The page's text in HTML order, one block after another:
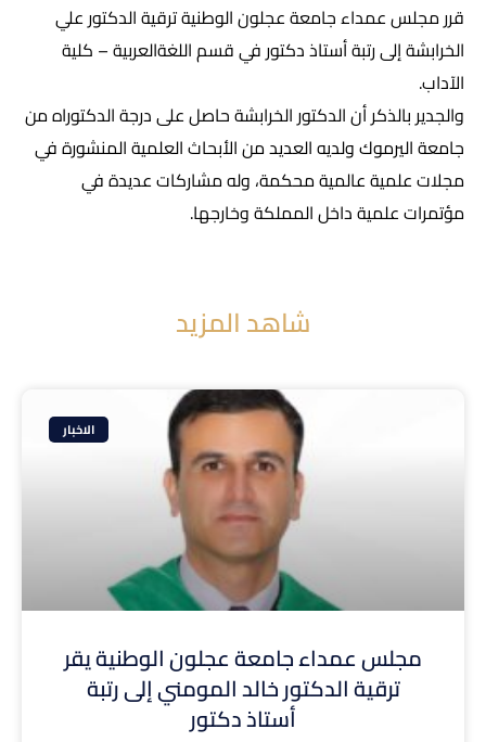
قرر مجلس عمداء جامعة عجلون الوطنية ترقية الدكتور علي
الخرابشة إلى رتبة أستاذ دكتور في قسم اللغةالعربية – كلية
الآداب.
والجدير بالذكر أن الدكتور الخرابشة حاصل على درجة الدكتوراه من
جامعة اليرموك ولديه العديد من الأبحاث العلمية المنشورة في
مجلات علمية عالمية محكمة، وله مشاركات عديدة في
مؤتمرات علمية داخل المملكة وخارجها.
شاهد المزيد
الاخبار
مجلس عمداء جامعة عجلون الوطنية يقر
ترقية الدكتور خالد المومني إلى رتبة
أستاذ دكتور